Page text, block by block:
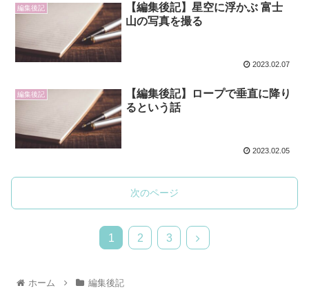
編集後記
【編集後記】星空に浮かぶ 富士
山の写真を撮る
2023.02.07
編集後記
【編集後記】ロープで垂直に降り
るという話
2023.02.05
次のページ
1 2 3
ホーム 編集後記